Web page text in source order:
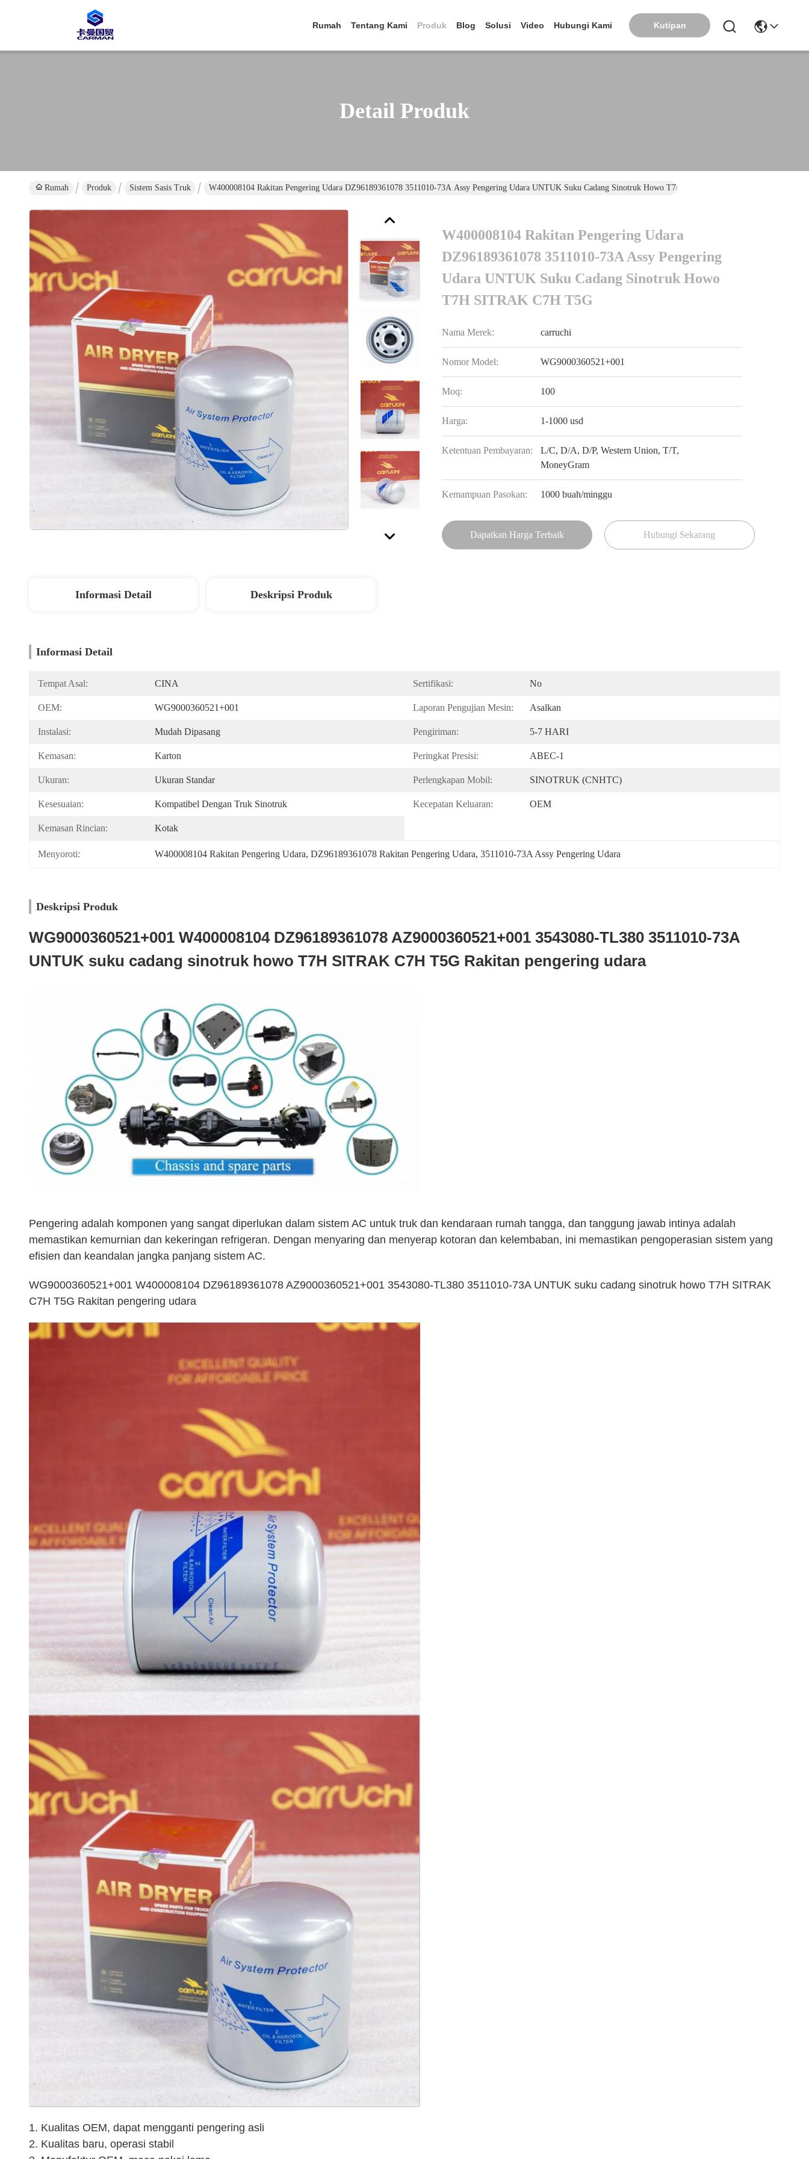
Rumah Tentang Kami Produk Blog Solusi Video Hubungi Kami Kutipan
Detail Produk
Rumah Produk Sistem Sasis Truk W400008104 Rakitan Pengering Udara DZ96189361078 3511010-73A Assy Pengering Udara UNTUK Suku Cadang Sinotruk Howo T7H SITRAK C7H T5G
W400008104 Rakitan Pengering Udara
DZ96189361078 3511010-73A Assy Pengering
Udara UNTUK Suku Cadang Sinotruk Howo
T7H SITRAK C7H T5G
Nama Merek: carruchi
Nomor Model: WG9000360521+001
Moq: 100
Harga: 1-1000 usd
Ketentuan Pembayaran:
L/C, D/A, D/P, Western Union, T/T,
MoneyGram
Kemampuan Pasokan: 1000 buah/minggu
Dapatkan Harga Terbaik Hubungi Sekarang
Informasi Detail Deskripsi Produk
Informasi Detail
Tempat Asal: CINA Sertifikasi: No
OEM: WG9000360521+001 Laporan Pengujian Mesin: Asalkan
Instalasi: Mudah Dipasang Pengiriman: 5-7 HARI
Kemasan: Karton Peringkat Presisi: ABEC-1
Ukuran: Ukuran Standar Perlengkapan Mobil: SINOTRUK (CNHTC)
Kesesuaian: Kompatibel Dengan Truk Sinotruk Kecepatan Keluaran: OEM
Kemasan Rincian: Kotak
Menyoroti: W400008104 Rakitan Pengering Udara, DZ96189361078 Rakitan Pengering Udara, 3511010-73A Assy Pengering Udara
Deskripsi Produk
WG9000360521+001 W400008104 DZ96189361078 AZ9000360521+001 3543080-TL380 3511010-73A
UNTUK suku cadang sinotruk howo T7H SITRAK C7H T5G Rakitan pengering udara
Pengering adalah komponen yang sangat diperlukan dalam sistem AC untuk truk dan kendaraan rumah tangga, dan tanggung jawab intinya adalah
memastikan kemurnian dan kekeringan refrigeran. Dengan menyaring dan menyerap kotoran dan kelembaban, ini memastikan pengoperasian sistem yang
efisien dan keandalan jangka panjang sistem AC.
WG9000360521+001 W400008104 DZ96189361078 AZ9000360521+001 3543080-TL380 3511010-73A UNTUK suku cadang sinotruk howo T7H SITRAK
C7H T5G Rakitan pengering udara
1. Kualitas OEM, dapat mengganti pengering asli
2. Kualitas baru, operasi stabil